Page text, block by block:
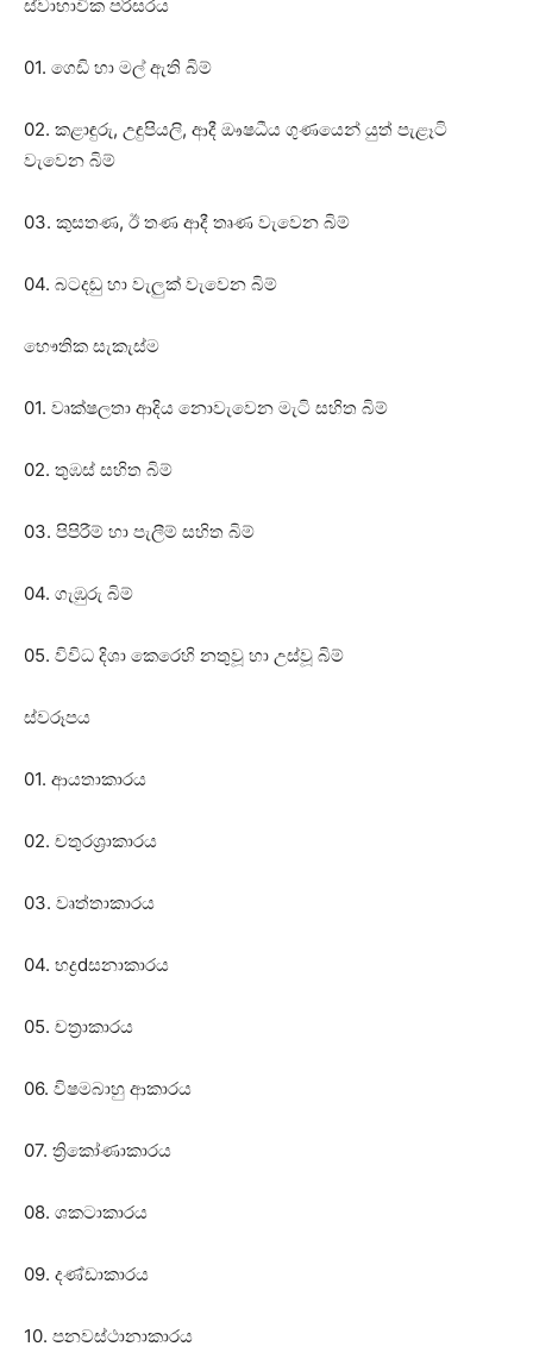
ස්‌වාභාවික පරිසරය
01. ගෙඩි හා මල් ඇති බිම්
02. කළාඳුරු, උඳුපියලි, ආදී ඖෂධීය ගුණයෙන් යුත් පැළෑටි
වැවෙන බිම්
03. කුසතණ, ඊ තණ ආදී තෘණ වැවෙන බිම්
04. බටදඬු හා වැලුක්‌ වැවෙන බිම්
භෞතික සැකැස්‌ම
01. වෘක්‌ෂලතා ආදිය නොවැවෙන මැටි සහිත බිම්
02. තුඹස්‌ සහිත බිම්
03. පිපිරීම් හා පැලීම් සහිත බිම්
04. ගැඹුරු බිම්
05. විවිධ දිශා කෙරෙහි නතුවූ හා උස්‌වූ බිම්
ස්‌වරූපය
01. ආයතාකාරය
02. චතුරශ්‍රාකාරය
03. වෘත්තාකාරය
04. භද්‍රdසනාකාරය
05. චත්‍රාකාරය
06. විෂමබාහු ආකාරය
07. ත්‍රිකෝණාකාරය
08. ශකටාකාරය
09. දණ්‌ඩාකාරය
10. පනවස්‌ථානාකාරය